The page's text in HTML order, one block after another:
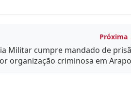
Militar cumpre mandado de
organização criminosa em